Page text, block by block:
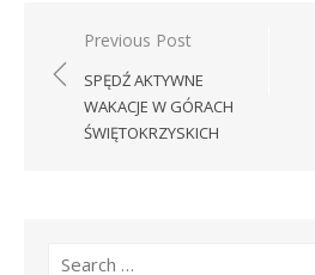
Nawigacja
wpisu
Previous Post
SPĘDŹ AKTYWNE
WAKACJE W GÓRACH
ŚWIĘTOKRZYSKICH
Search